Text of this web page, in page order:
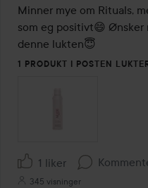
av
5
Minner mye om Rituals,
som eg positivt😄
denne lukten😇
1 PRODUKT I POSTEN
1 liker
345 visninger